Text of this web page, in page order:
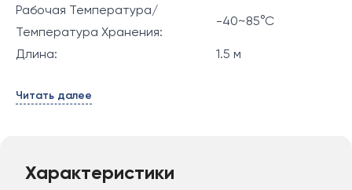
Рабочая Температура/
Температура Хранения:
-40~85°C
Длина: 1.5 м
Читать далее
Характеристики